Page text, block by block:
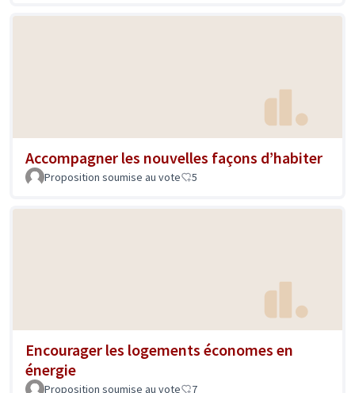
Accompagner les nouvelles façons d’habiter
Proposition soumise au vote 5
Encourager les logements économes en
énergie
Proposition soumise au vote 7